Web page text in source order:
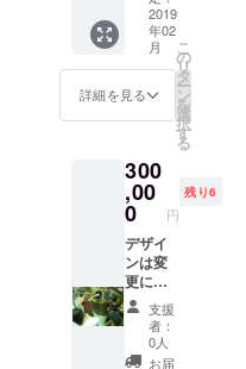
アーは
12月1日
から12
月10日
の10日
間で行
いま
の間で
希望の
日時を
お知ら
せくだ
さい。
※支援時
に備考
欄
フォー
ムがご
下旬の
日曜日
を予定
してお
りま
す。
シャツ
イズS・
M・L）
（色ブ
ラッ
ク・ホ
ワイ
ト）か
らお選
びくだ
さい。
プレ
2019
年02
月
詳細を見る
こ
の
リ
タ
ー
ン
を
選
択
す
る
300
,00
0 円
残り6
デザイ
ンは変
更にな
る場合
がござ
いま
す。お
支援
者：
0人
お届